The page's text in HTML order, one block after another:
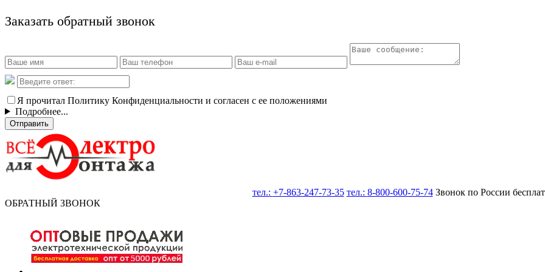
Заказать обратный звонок
Я прочитал Политику Конфиденциальности и согласен с ее положениями
Подробнее...
Отправить
тел.: +7-863-247-73-35 тел.: 8-800-600-75-74Звонок по России
ОБРАТНЫЙ ЗВОНОК